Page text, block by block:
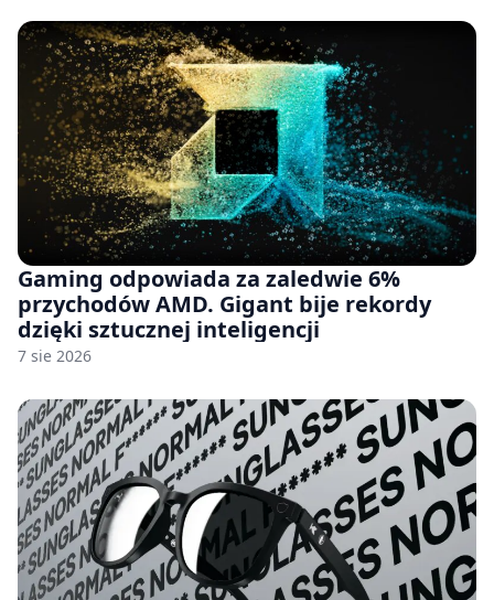
Gaming odpowiada za zaledwie 6%
przychodów AMD. Gigant bije rekordy
dzięki sztucznej inteligencji
7 sie 2026